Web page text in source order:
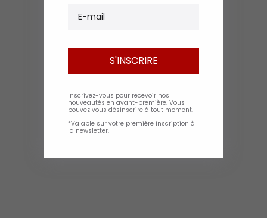
S'INSCRIRE
Inscrivez-vous pour recevoir nos
nouveautés en avant-première. Vous
pouvez vous désinscrire à tout moment.
*Valable sur votre première inscription à
la newsletter.